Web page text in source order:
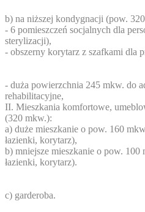
b) na niższej kondygnacji (pow.
- 6 pomieszczeń socjalnych dla
sterylizacji),
- obszerny korytarz z szafkami dla
- duża powierzchnia 245 mkw. do
rehabilitacyjne,
II. Mieszkania komfortowe,
(320 mkw.):
a) duże mieszkanie o pow. 160
łazienki, korytarz),
b) mniejsze mieszkanie o pow.
łazienki, korytarz).
c) garderoba.